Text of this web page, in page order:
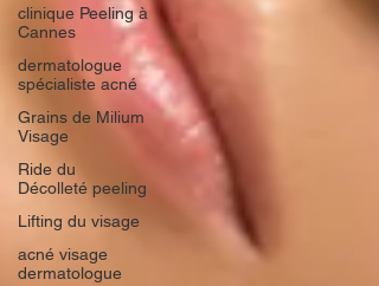
clinique Peeling à
Cannes
dermatologue
spécialiste acné
Grains de Milium
Visage
Ride du
Décolleté peeling
Lifting du visage
acné visage
dermatologue